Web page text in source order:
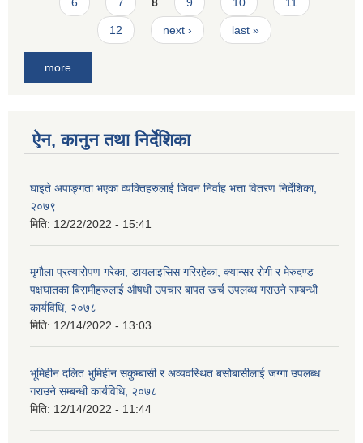
12 next › last »
more
ऐन, कानुन तथा निर्देशिका
घाइते अपाङ्गता भएका व्यक्तिहरुलाई जिवन निर्वाह भत्ता वितरण निर्देशिका,
२०७९
मिति: 12/22/2022 - 15:41
मृगौला प्रत्यारोपण गरेका, डायलाइसिस गरिरहेका, क्यान्सर रोगी र मेरुदण्ड
पक्षघातका बिरामीहरुलाई औषधी उपचार बापत खर्च उपलब्ध गराउने सम्बन्धी
कार्यविधि, २०७८
मिति: 12/14/2022 - 13:03
भूमिहीन दलित भुमिहीन सकुम्बासी र अव्यवस्थित बसोबासीलाई जग्गा उपलब्ध
गराउने सम्बन्धी कार्यविधि, २०७८
मिति: 12/14/2022 - 11:44